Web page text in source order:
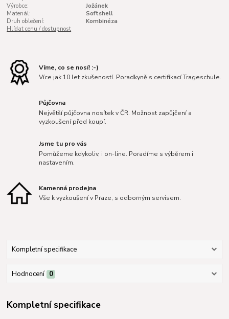
Výrobce:
Jožánek
Materiál:
Softshell
Druh oblečení:
Kombinéza
Hlídat cenu / dostupnost
Víme, co se nosí! :-)
Více jak 10 let zkušeností. Poradkyně s certifikací Trageschule.
Půjčovna
Největší půjčovna nosítek v ČR. Možnost zapůjčení a
vyzkoušení před koupí.
Jsme tu pro vás
Pomůžeme kdykoliv, i on-line. Poradíme s výběrem i
nastavením.
Kamenná prodejna
Vše k vyzkoušení v Praze, s odborným servisem.
Kompletní specifikace
Hodnocení 0
Kompletní specifikace